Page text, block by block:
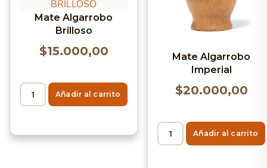
Mate Algarrobo
Brilloso
$15.000,00
Añadir al carrito
Mate Algarrobo
Imperial
$20.000,00
Añadir al carrito